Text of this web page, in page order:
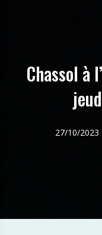
Chassol à
27/10/2023